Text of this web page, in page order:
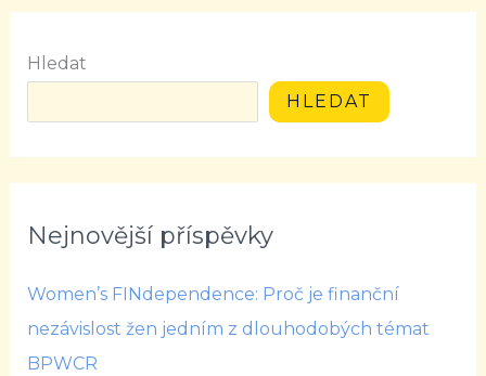
Hledat
HLEDAT
Nejnovější příspěvky
Women’s FINdependence: Proč je finanční
nezávislost žen jedním z dlouhodobých témat
BPWCR